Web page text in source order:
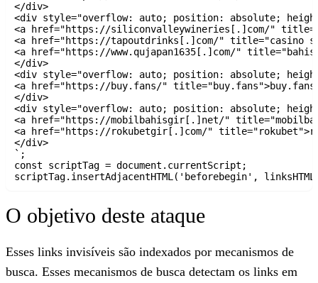
</div>
<div style="overflow: auto; position: absolute;
<a href="https://siliconvalleywineries[.]com/"
<a href="https://tapoutdrinks[.]com/" title="casino
<a href="https://www.qujapan1635[.]com/"
</div>
<div style="overflow: auto; position: absolute;
<a href="https://buy.fans/"
</div>
<div style="overflow: auto; position: absolute;
<a href="https://mobilbahisgir[.]net/"
<a href="https://rokubetgir[.]com/"
</div>
`;
const scriptTag = document.currentScript;
O objetivo deste ataque
Esses links invisíveis são indexados por mecanismos de
busca. Esses mecanismos de busca detectam os links em